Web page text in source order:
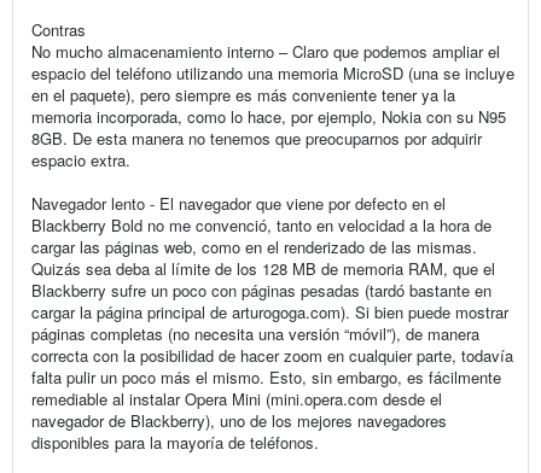
Contras
No mucho almacenamiento interno – Claro que podemos ampliar el
espacio del teléfono utilizando una memoria MicroSD (una se incluye
en el paquete), pero siempre es más conveniente tener ya la
memoria incorporada, como lo hace, por ejemplo, Nokia con su N95
8GB. De esta manera no tenemos que preocuparnos por adquirir
espacio extra.
Navegador lento - El navegador que viene por defecto en el
Blackberry Bold no me convenció, tanto en velocidad a la hora de
cargar las páginas web, como en el renderizado de las mismas.
Quizás sea deba al límite de los 128 MB de memoria RAM, que el
Blackberry sufre un poco con páginas pesadas (tardó bastante en
cargar la página principal de arturogoga.com). Si bien puede mostrar
páginas completas (no necesita una versión “móvil”), de manera
correcta con la posibilidad de hacer zoom en cualquier parte, todavía
falta pulir un poco más el mismo. Esto, sin embargo, es fácilmente
remediable al instalar Opera Mini (mini.opera.com desde el
navegador de Blackberry), uno de los mejores navegadores
disponibles para la mayoría de teléfonos.